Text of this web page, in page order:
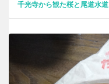
千光寺から観た桜と尾道水道